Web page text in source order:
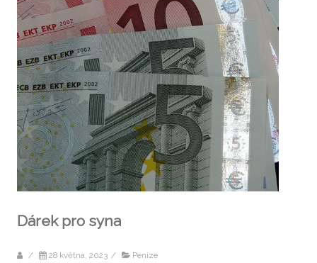
Dárek pro syna
/ 28 května, 2023 / Peníze